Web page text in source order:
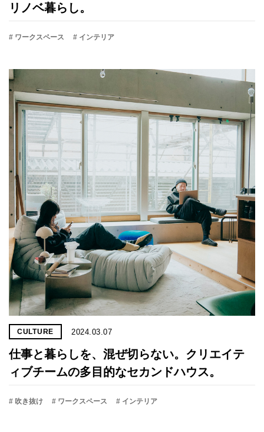
リノベ暮らし。
# ワークスペース # インテリア
CULTURE 2024.03.07
仕事と暮らしを、混ぜ切らない。クリエイテ
ィブチームの多目的なセカンドハウス。
# 吹き抜け # ワークスペース # インテリア